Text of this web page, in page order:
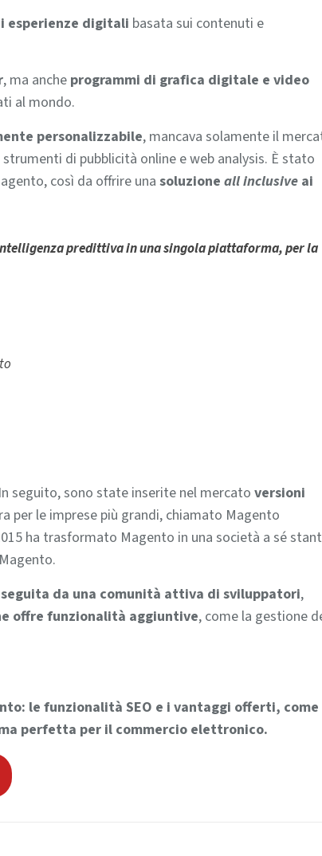
esperienze digitali basata sui contenuti e
, ma anche programmi di grafica digitale e video
al mondo.
personalizzabile, mancava solamente il
di pubblicità online e web analysis. È stato
così da offrire una soluzione all inclusiveai
predittiva in una singola piattaforma, per la
seguito, sono state inserite nel mercato versioni
per le imprese più grandi, chiamato Magento
ha trasformato Magento in una società a sé
seguita da una comunità attiva di sviluppatori,
offre funzionalità aggiuntive, come la gestione
le funzionalità SEO e i vantaggi offerti, come
perfetta per il commercio elettronico.